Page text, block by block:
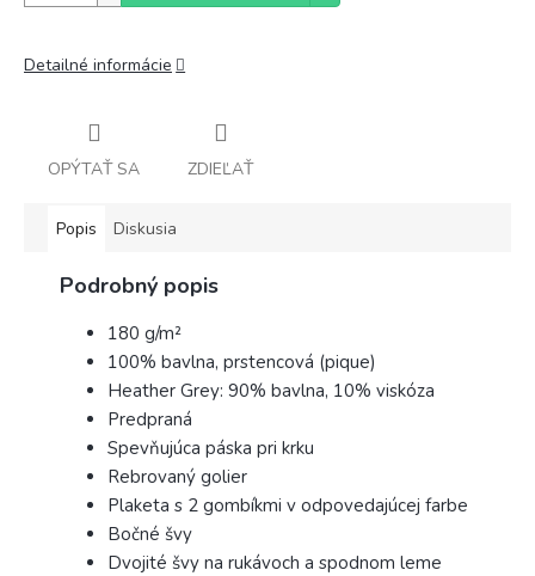
Detailné informácie
OPÝTAŤ SA ZDIEĽAŤ
Popis Diskusia
Podrobný popis
180 g/m²
100% bavlna, prstencová (pique)
Heather Grey: 90% bavlna, 10% viskóza
Predpraná
Spevňujúca páska pri krku
Rebrovaný golier
Plaketa s 2 gombíkmi v odpovedajúcej farbe
Bočné švy
Dvojité švy na rukávoch a spodnom leme